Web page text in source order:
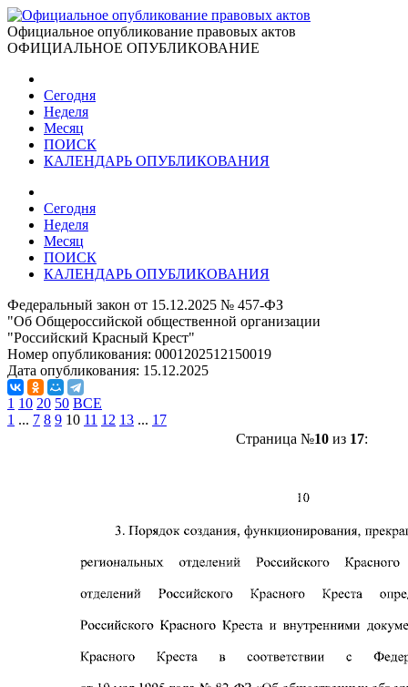
Официальное опубликование правовых актов
ОФИЦИАЛЬНОЕ ОПУБЛИКОВАНИЕ
Сегодня
Неделя
Месяц
ПОИСК
КАЛЕНДАРЬ ОПУБЛИКОВАНИЯ
Сегодня
Неделя
Месяц
ПОИСК
КАЛЕНДАРЬ ОПУБЛИКОВАНИЯ
Федеральный закон от 15.12.2025 № 457-ФЗ
"Об Общероссийской общественной организации
"Российский Красный Крест"
Номер опубликования: 0001202512150019
Дата опубликования: 15.12.2025
1 10 20 50 ВСЕ
1 ... 7 8 9 10 11 12 13 ... 17
Страница №10из 17: